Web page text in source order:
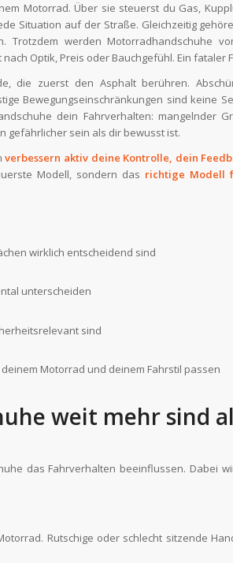
Motorrad. Über sie steuerst du Gas,
Situation auf der Straße. Gleichzeitig
Trotzdem werden Motorradhandschuhe
Optik, Preis oder Bauchgefühl. Ein fataler
die zuerst den Asphalt berühren.
Bewegungseinschränkungen sind keine
dein Fahrverhalten: mangelnder
gefährlicher sein als dir bewusst ist.
verbessern aktiv deine Kontrolle, dein
Modell, sondern das richtige Modell
wirklich entscheidend sind
unterscheiden
sind
Motorrad und deinem Fahrstil passen
weit mehr sind
das Fahrverhalten beeinflussen. Dabei
Rutschige oder schlecht sitzende